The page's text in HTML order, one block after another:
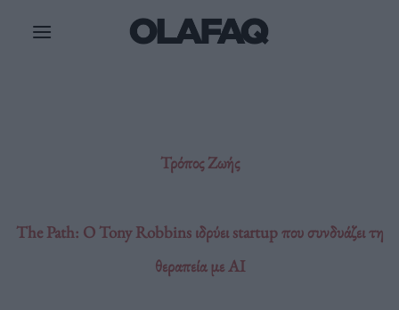
Τρόπος Ζωής
The Path: O Tony Robbins ιδρύει startup που συνδυάζει τη
θεραπεία με AI